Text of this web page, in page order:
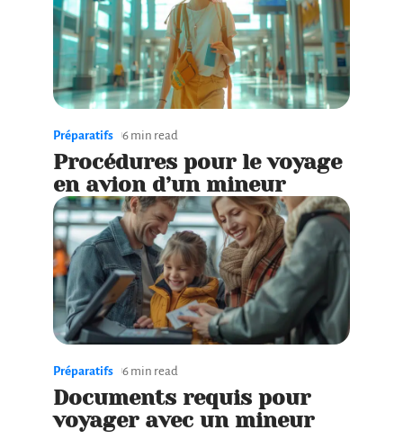
Préparatifs 6 min read
Procédures pour le voyage
en avion d’un mineur
Préparatifs 6 min read
Documents requis pour
voyager avec un mineur